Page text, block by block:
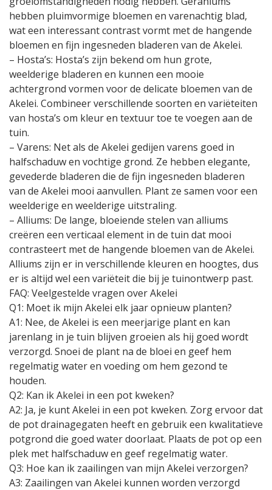
hebben pluimvormige bloemen en varenachtig blad,
wat een interessant contrast vormt met de hangende
bloemen en fijn ingesneden bladeren van de Akelei.
– Hosta’s: Hosta’s zijn bekend om hun grote,
weelderige bladeren en kunnen een mooie
achtergrond vormen voor de delicate bloemen van de
Akelei. Combineer verschillende soorten en variëteiten
van hosta’s om kleur en textuur toe te voegen aan de
tuin.
– Varens: Net als de Akelei gedijen varens goed in
halfschaduw en vochtige grond. Ze hebben elegante,
gevederde bladeren die de fijn ingesneden bladeren
van de Akelei mooi aanvullen. Plant ze samen voor een
weelderige en weelderige uitstraling.
– Alliums: De lange, bloeiende stelen van alliums
creëren een verticaal element in de tuin dat mooi
contrasteert met de hangende bloemen van de Akelei.
Alliums zijn er in verschillende kleuren en hoogtes, dus
er is altijd wel een variëteit die bij je tuinontwerp past.
FAQ: Veelgestelde vragen over Akelei
Q1: Moet ik mijn Akelei elk jaar opnieuw planten?
A1: Nee, de Akelei is een meerjarige plant en kan
jarenlang in je tuin blijven groeien als hij goed wordt
verzorgd. Snoei de plant na de bloei en geef hem
regelmatig water en voeding om hem gezond te
houden.
Q2: Kan ik Akelei in een pot kweken?
A2: Ja, je kunt Akelei in een pot kweken. Zorg ervoor dat
de pot drainagegaten heeft en gebruik een kwalitatieve
potgrond die goed water doorlaat. Plaats de pot op een
plek met halfschaduw en geef regelmatig water.
Q3: Hoe kan ik zaailingen van mijn Akelei verzorgen?
A3: Zaailingen van Akelei kunnen worden verzorgd